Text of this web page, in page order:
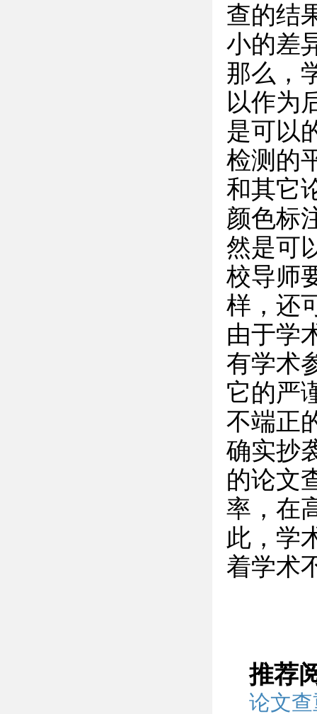
查的结
小的差
那么，
以作为
是可以
检测的
和其它
颜色标
然是可
校导师
样，还
由于学
有学术
它的严
不端正
确实抄
的论文
率，在
此，学
着学术
推荐
论文